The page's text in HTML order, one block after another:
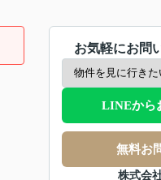
お気軽にお問
LINEから
無料お
株式会